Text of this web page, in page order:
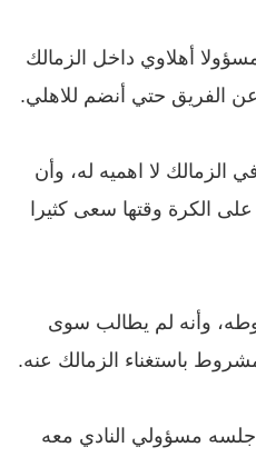
أهلاوي داخل الزمالك
الفريق حتي أنضم للاهلي.
الزمالك لا اهميه له، و أن
الكرة وقتها سعى كثيرا
و أنه لم يطالب سوى
باستغناء الزمالك عنه.
جلسه مسؤولي النادي معه